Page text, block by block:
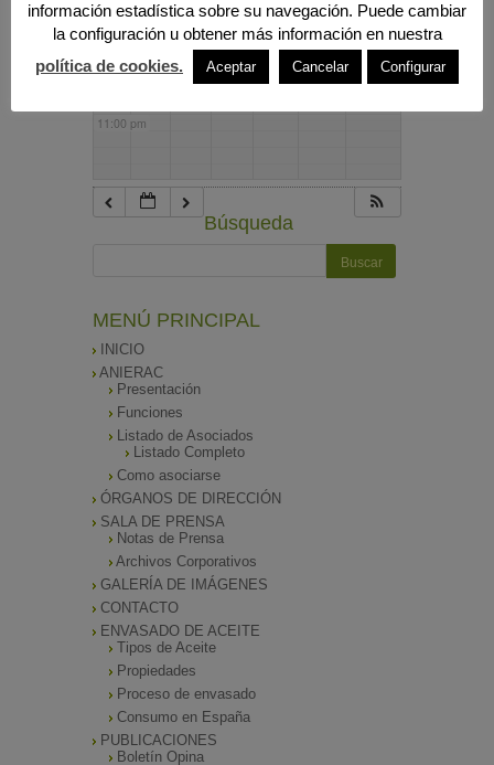
10:00 pm
11:00 pm
Búsqueda
MENÚ PRINCIPAL
INICIO
ANIERAC
Presentación
Funciones
Listado de Asociados
Listado Completo
Como asociarse
ÓRGANOS DE DIRECCIÓN
SALA DE PRENSA
Notas de Prensa
Archivos Corporativos
GALERÍA DE IMÁGENES
CONTACTO
ENVASADO DE ACEITE
Tipos de Aceite
Propiedades
Proceso de envasado
Consumo en España
PUBLICACIONES
Boletín Opina
información estadística sobre su navegación. Puede cambiar
la configuración u obtener más información en nuestra
política de cookies.
Aceptar Cancelar Configurar